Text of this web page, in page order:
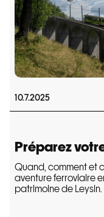
10.7.2025
Préparez
Quand, comment et
aventure ferroviaire
patrimoine de Leysin.